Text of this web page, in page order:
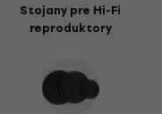
Stojany pre Hi-Fi
reproduktory